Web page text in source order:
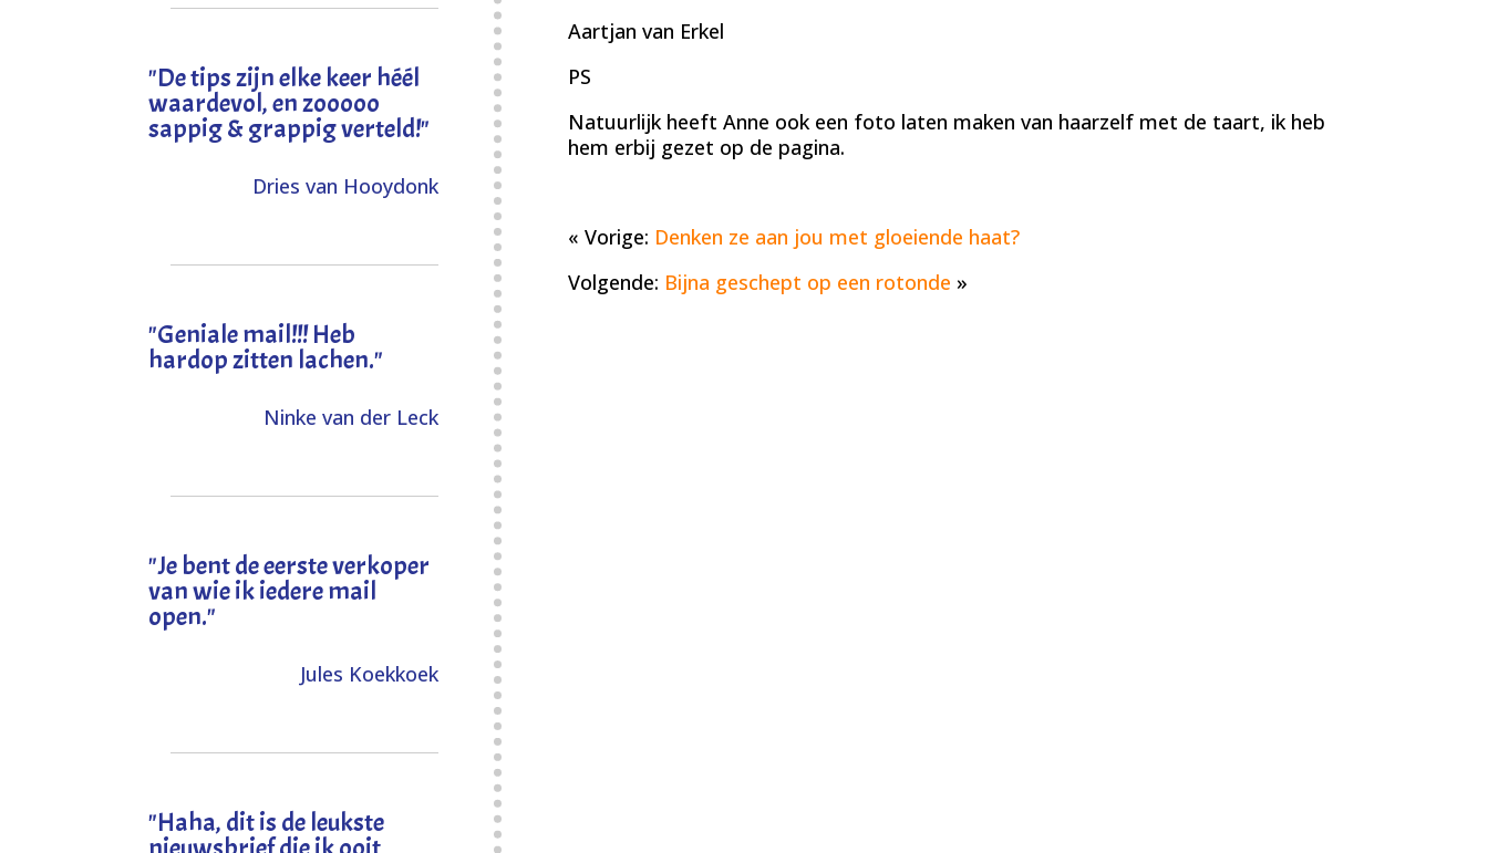
"De tips zijn elke keer héél
waardevol, en zooooo
sappig & grappig verteld!"
Dries van Hooydonk
"Geniale mail!!! Heb
hardop zitten lachen."
Ninke van der Leck
"Je bent de eerste verkoper
van wie ik iedere mail
open."
Jules Koekkoek
"Haha, dit is de leukste
Aartjan van Erkel
PS
Natuurlijk heeft Anne ook een foto laten maken van haarzelf met de taart, ik heb
hem erbij gezet op de pagina.
« Vorige: Denken ze aan jou met gloeiende haat?
Volgende: Bijna geschept op een rotonde »